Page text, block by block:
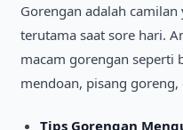
Gorengan adalah
terutama saat sore hari.
macam gorengan seperti
mendoan, pisang
Tips Gorengan